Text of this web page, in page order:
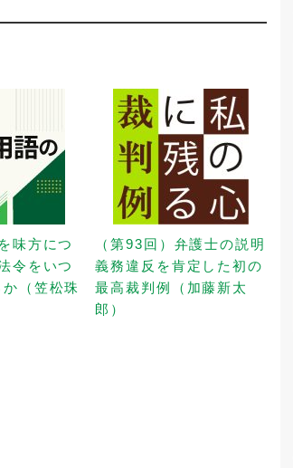
味方につ
令をいつ
（笠松珠
（第93回）弁護士の説明
義務違反を肯定した初の
最高裁判例（加藤新太
郎）